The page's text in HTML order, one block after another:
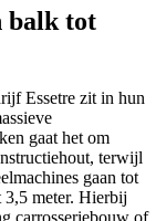
balk tot
Essetre zit in hun
gaat het om
terwijl
gaan tot
3,5 meter. Hierbij